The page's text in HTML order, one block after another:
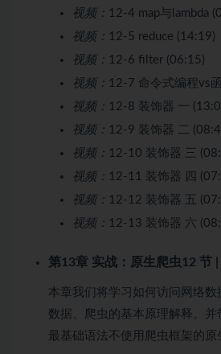
视频： 12-4 map与lambda
视频： 12-5 reduce (14:19)
视频： 12-6 filter (06:15)
视频： 12-7 命令式编程vs
视频： 12-8 装饰器 一
视频： 12-9 装饰器 二
视频： 12-10 装饰器 三
视频： 12-11 装饰器 四
视频： 12-12 装饰器 五
视频： 12-13 装饰器 六
第13章 实战：原生爬虫 12 节
本章我们将学习如何访问网络
数据、爬虫的基本原理解释。并
最基础语法不使用爬虫框架的原